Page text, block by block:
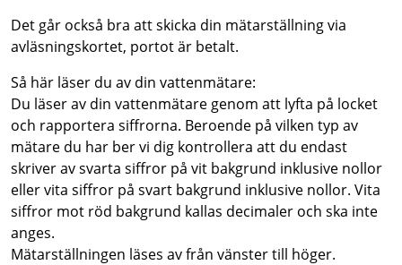
Det går också bra att skicka din mätarställning via
avläsningskortet, portot är betalt.
Så här läser du av din vattenmätare:
Du läser av din vattenmätare genom att lyfta på locket
och rapportera siffrorna. Beroende på vilken typ av
mätare du har ber vi dig kontrollera att du endast
skriver av svarta siffror på vit bakgrund inklusive nollor
eller vita siffror på svart bakgrund inklusive nollor. Vita
siffror mot röd bakgrund kallas decimaler och ska inte
anges.
Mätarställningen läses av från vänster till höger.